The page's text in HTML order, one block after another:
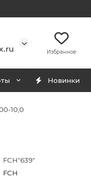
Избранное
Новинки
10,0
FCH"639"
FCH